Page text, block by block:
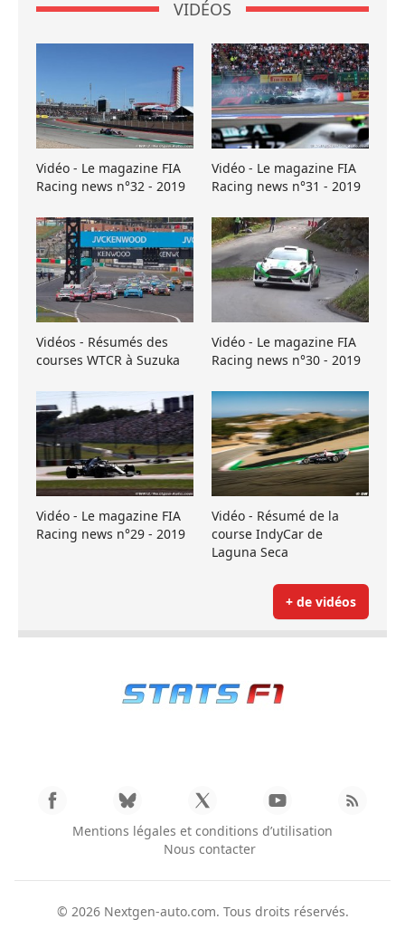
VIDÉOS
Vidéo - Le magazine FIA
Racing news n°32 - 2019
Vidéo - Le magazine FIA
Racing news n°31 - 2019
Vidéos - Résumés des
courses WTCR à Suzuka
Vidéo - Le magazine FIA
Racing news n°30 - 2019
Vidéo - Le magazine FIA
Racing news n°29 - 2019
Vidéo - Résumé de la
course IndyCar de
Laguna Seca
+ de vidéos
Mentions légales et conditions d’utilisation
Nous contacter
© 2026 Nextgen-auto.com. Tous droits réservés.